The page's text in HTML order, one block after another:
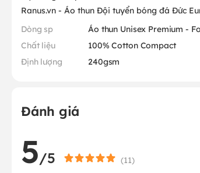
Ranus.vn - Áo thun Đội tuyển bóng đá Đức
Dòng sp
Áo thun Unisex Premium -
Chất liệu
100% Cotton Compact
Định lượng
240gsm
Đánh giá
5/5 (11)